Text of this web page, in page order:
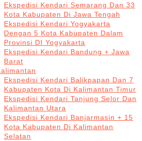
Ekspedisi Kendari Semarang Dan 33
Kota Kabupaten Di Jawa Tengah
Ekspedisi Kendari Yogyakarta
Dengan 5 Kota Kabupaten Dalam
Provinsi DI Yogyakarta
Ekspedisi Kendari Bandung + Jawa
Barat
Ekspedisi Kendari Balikpapan Dan 7
Kabupaten Kota Di Kalimantan Timur
Ekspedisi Kendari Tanjung Selor Dan
Kalimantan Utara
Ekspedisi Kendari Banjarmasin + 15
Kota Kabupaten Di Kalimantan
Selatan